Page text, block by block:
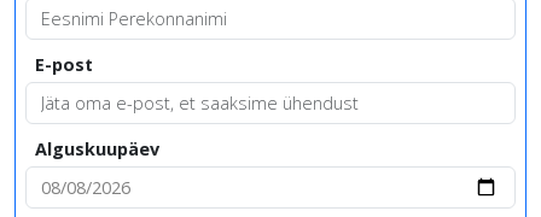
E-post
Alguskuupäev